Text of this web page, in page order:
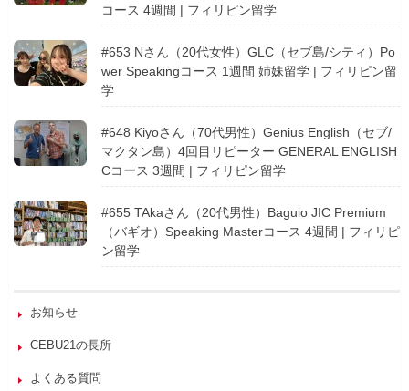
コース 4週間 | フィリピン留学
#653 Nさん（20代女性）GLC（セブ島/シティ）Po
wer Speakingコース 1週間 姉妹留学 | フィリピン留
学
#648 Kiyoさん（70代男性）Genius English（セブ/
マクタン島）4回目リピーター GENERAL ENGLISH
Cコース 3週間 | フィリピン留学
#655 TAkaさん（20代男性）Baguio JIC Premium
（バギオ）Speaking Masterコース 4週間 | フィリピ
ン留学
お知らせ
CEBU21の長所
よくある質問